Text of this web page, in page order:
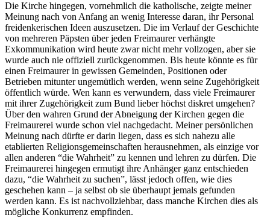
Die Kirche hingegen, vornehm­lich die katholische, zeigte mei­ner
Meinung nach von Anfang an wenig Interesse daran, ihr Personal
freidenkerischen Ideen auszusetzen. Die im Verlauf der Geschichte
von mehreren Päps­ten über jeden Freimaurer ver­hängte
Exkommunikation wird heute zwar nicht mehr vollzogen, aber sie
wurde auch nie offiziell zurückgenommen. Bis heute könnte es für
einen Freimaurer in gewissen Gemeinden, Positio­nen oder
Betrieben mitunter un­gemütlich werden, wenn seine Zugehörigkeit
öffentlich würde. Wen kann es verwundern, dass viele Freimaurer
mit ihrer Zuge­hörigkeit zum Bund lieber höchst diskret umgehen?
Über den wahren Grund der Ab­neigung der Kirchen gegen die
Freimaurerei wurde schon viel nachgedacht. Meiner persönli­chen
Meinung nach dürfte er darin liegen, dass es sich nahezu alle
etablierten Religionsgemein­schaften herausnehmen, als ein­zige vor
allen anderen “die Wahrheit” zu kennen und lehren zu dürfen. Die
Freimaurerei hin­gegen ermutigt ihre Anhänger ganz entschieden
dazu, “die Wahrheit zu suchen”, lässt je­doch offen, wie dies
geschehen kann – ja selbst ob sie überhaupt jemals gefunden
werden kann. Es ist nachvollziehbar, dass manche Kirchen dies als
mögli­che Konkurrenz empfinden.